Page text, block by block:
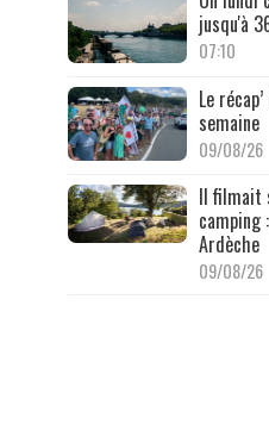
jusqu'à
07:10
Le
semaine
09/08/26
Il filmait
camping
Ardèche
09/08/26